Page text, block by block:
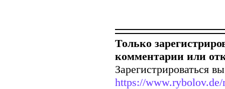
Только
комментарии или
Зарегистрироваться
https://www.rybolov.de/